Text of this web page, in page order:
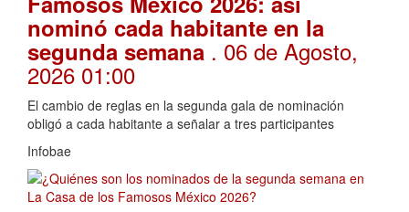
nominó cada habitante en la
segunda semana . 06 de Agosto,
2026 01:00
El cambio de reglas en la segunda gala de nominación
obligó a cada habitante a señalar a tres participantes
Infobae